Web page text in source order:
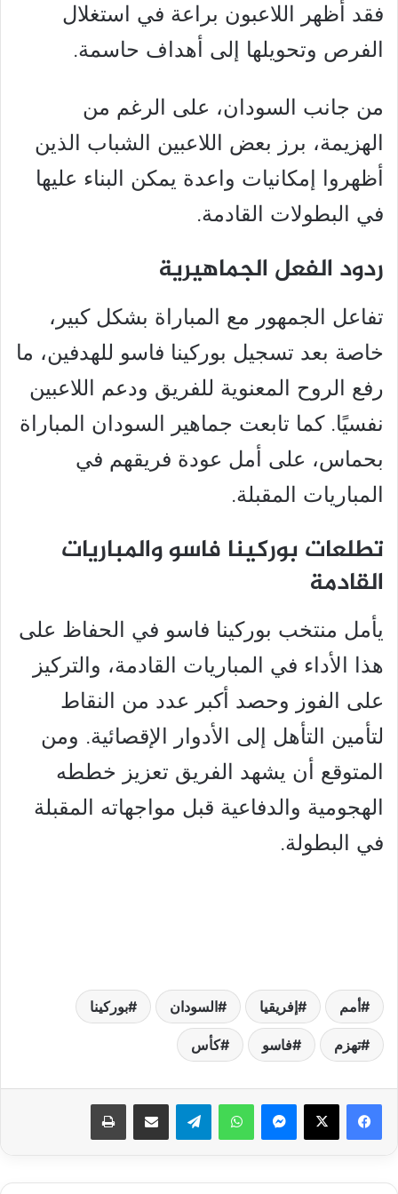
فقد أظهر اللاعبون براعة في استغلال
الفرص وتحويلها إلى أهداف حاسمة.
من جانب السودان، على الرغم من
الهزيمة، برز بعض اللاعبين الشباب الذين
أظهروا إمكانيات واعدة يمكن البناء عليها
في البطولات القادمة.
ردود الفعل الجماهيرية
تفاعل الجمهور مع المباراة بشكل كبير،
خاصة بعد تسجيل بوركينا فاسو للهدفين، ما
رفع الروح المعنوية للفريق ودعم اللاعبين
نفسيًا. كما تابعت جماهير السودان المباراة
بحماس، على أمل عودة فريقهم في
المباريات المقبلة.
تطلعات بوركينا فاسو والمباريات
القادمة
يأمل منتخب بوركينا فاسو في الحفاظ على
هذا الأداء في المباريات القادمة، والتركيز
على الفوز وحصد أكبر عدد من النقاط
لتأمين التأهل إلى الأدوار الإقصائية. ومن
المتوقع أن يشهد الفريق تعزيز خططه
الهجومية والدفاعية قبل مواجهاته المقبلة
في البطولة.
أمم إفريقيا السودان بوركينا
تهزم فاسو كأس
فيسبوك ‫X ماسنجر واتساب تيلقرام مشاركة عبر البريد طباعة